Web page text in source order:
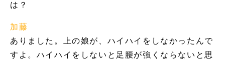
は？
加藤
ありました。上の娘が、ハイハイをしなかったんで
すよ。ハイハイをしないと足腰が強くならないと思